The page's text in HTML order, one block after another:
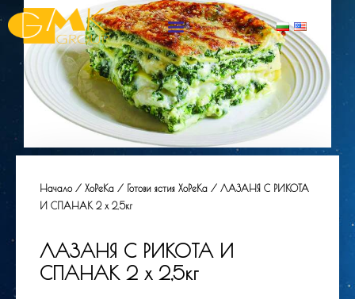
to
content
Начало/ ХоРеКа / Готови ястия ХоРеКа / ЛАЗАНЯ С РИКОТА
И СПАНАК 2 x 2,5кг
ЛАЗАНЯ С РИКОТА И
СПАНАК 2 x 2,5кг